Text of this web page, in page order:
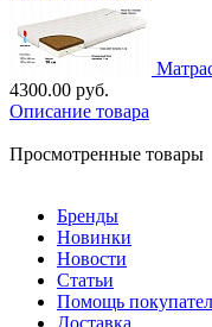
4300.00 руб.
Описание товара
Просмотренные товары
Бренды
Новинки
Новости
Статьи
Помощь
Доставка